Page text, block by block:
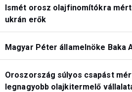
Ismét orosz olajfinomítókra
ukrán erők
Magyar Péter államelnöke Baka
Oroszország súlyos csapást
legnagyobb olajkitermelő